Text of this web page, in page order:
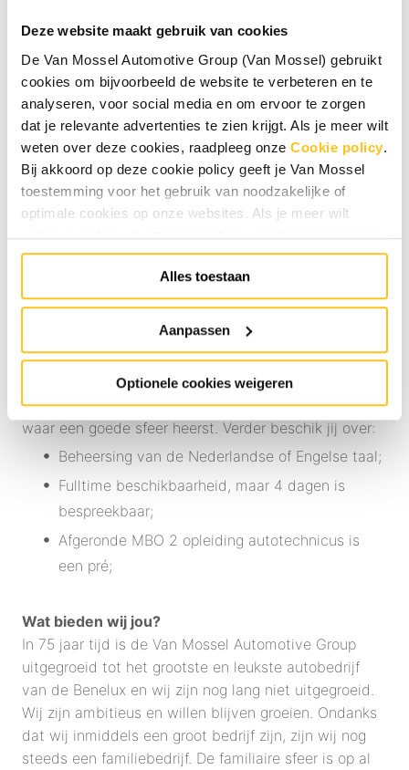
Deze website maakt gebruik van cookies
De Van Mossel Automotive Group (Van Mossel) gebruikt
cookies om bijvoorbeeld de website te verbeteren en te
analyseren, voor social media en om ervoor te zorgen
dat je relevante advertenties te zien krijgt. Als je meer wilt
weten over deze cookies, raadpleeg onze Cookie policy.
Bij akkoord op deze cookie policy geeft je Van Mossel
toestemming voor het gebruik van noodzakelijke of
optimale cookies op onze websites. Als je meer wilt
weten over hoe wij omgaan met jouw persoonsgegevens,
raadpleeg onzePrivacyverklaring. Specifiek voor
sollicitaties raadpleeg onzeHR Privacyverklaring
kunt de cookie instellingen te allen tijde aanpassen via de
link onderaan de website.
Alles toestaan
Aanpassen
Optionele cookies weigeren
Je komt te werken in een mooie werkplaats waar
gebruik wordt gemaakt van de nieuwste technieken
en modernste apparatuur. Werkzaamheden waar je
dagelijks mee te maken kan krijgen zijn:
Het inspecteren, onderhouden en repareren van
auto’s of (deel)systemen daarvan;
Het opsporen van storingen;
Je geeft de klant uitleg over een uitgevoerde
reparatie.
Het is fijn als je al enige ervaring hebt opgedaan als
monteur, maar dit kan ook door middel van stages.
Het belangrijkste is dat je nauwkeurig te werk gaat
en je jezelf wil blijven ontwikkelen. Daarnaast vind jij
het fijn om te werken in een team dat samenwerkt en
waar een goede sfeer heerst. Verder beschik jij over:
Beheersing van de Nederlandse of Engelse taal;
Fulltime beschikbaarheid, maar 4 dagen is
bespreekbaar;
Afgeronde MBO 2 opleiding autotechnicus is
een pré;
Wat bieden wij jou?
In 75 jaar tijd is de Van Mossel Automotive Group
uitgegroeid tot het grootste en leukste autobedrijf
van de Benelux en wij zijn nog lang niet uitgegroeid.
Wij zijn ambitieus en willen blijven groeien. Ondanks
dat wij inmiddels een groot bedrijf zijn, zijn wij nog
steeds een familiebedrijf. De familiaire sfeer is op al